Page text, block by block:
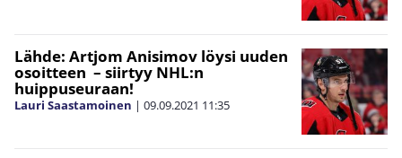
Lähde: Artjom Anisimov löysi uuden
osoitteen – siirtyy NHL:n
huippuseuraan!
Lauri Saastamoinen | 09.09.2021 11:35